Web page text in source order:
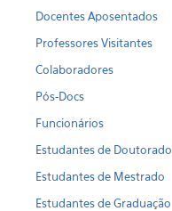
Docentes Aposentados
Professores Visitantes
Colaboradores
Pós-Docs
Funcionários
Estudantes de Doutorado
Estudantes de Mestrado
Estudantes de Graduação